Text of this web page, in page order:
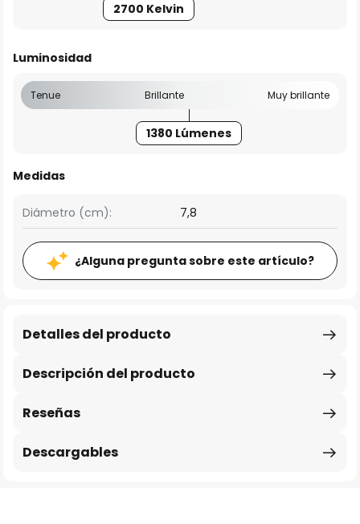
2700 Kelvin
Luminosidad
Tenue Brillante Muy brillante
1380 Lúmenes
Medidas
Diámetro (cm): 7,8
¿Alguna pregunta sobre este artículo?
Descripción del producto
Detalles del producto
Reseñas
Descargables